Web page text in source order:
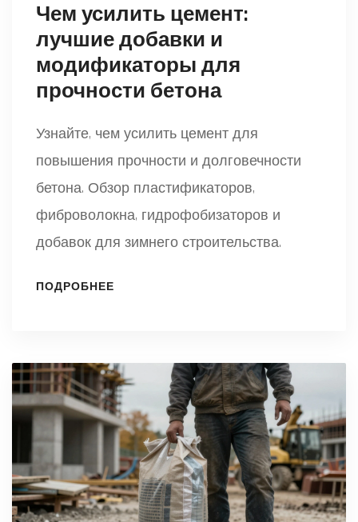
Чем усилить цемент:
лучшие добавки и
модификаторы для
прочности бетона
Узнайте, чем усилить цемент для
повышения прочности и долговечности
бетона. Обзор пластификаторов,
фиброволокна, гидрофобизаторов и
добавок для зимнего строительства.
ПОДРОБНЕЕ